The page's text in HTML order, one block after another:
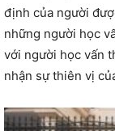
định của người
những người học
với người học vấn
nhận sự thiên vị